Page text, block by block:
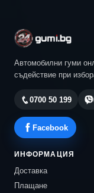
Автомобилни гуми
съдействие при
0700 50 199
Facebook
ИНФОРМАЦИЯ
Доставка
Плащане